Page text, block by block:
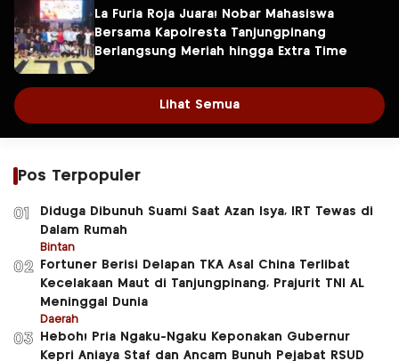
La Furia Roja Juara! Nobar Mahasiswa
Bersama Kapolresta Tanjungpinang
Berlangsung Meriah hingga Extra Time
Lihat Semua
Pos Terpopuler
01
Diduga Dibunuh Suami Saat Azan Isya, IRT Tewas di
Dalam Rumah
Bintan
02
Fortuner Berisi Delapan TKA Asal China Terlibat
Kecelakaan Maut di Tanjungpinang, Prajurit TNI AL
Meninggal Dunia
Daerah
03
Heboh! Pria Ngaku-Ngaku Keponakan Gubernur
Kepri Aniaya Staf dan Ancam Bunuh Pejabat RSUD